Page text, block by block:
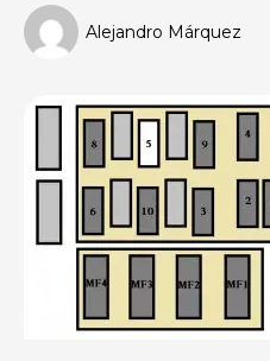
Alejandro Márquez